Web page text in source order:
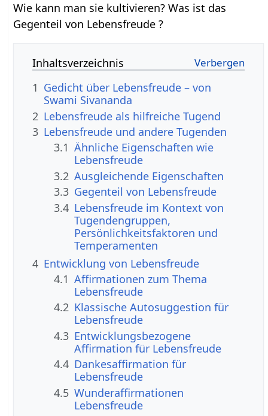
Wie kann man sie kultivieren? Was ist das
Gegenteil von Lebensfreude ?
Inhaltsverzeichnis
1 Gedicht über Lebensfreude – von
Swami Sivananda
2 Lebensfreude als hilfreiche Tugend
3 Lebensfreude und andere Tugenden
3.1 Ähnliche Eigenschaften wie
Lebensfreude
3.2 Ausgleichende Eigenschaften
3.3 Gegenteil von Lebensfreude
3.4 Lebensfreude im Kontext von
Tugendengruppen,
Persönlichkeitsfaktoren und
Temperamenten
4 Entwicklung von Lebensfreude
4.1 Affirmationen zum Thema
Lebensfreude
4.2 Klassische Autosuggestion für
Lebensfreude
4.3 Entwicklungsbezogene
Affirmation für Lebensfreude
4.4 Dankesaffirmation für
Lebensfreude
4.5 Wunderaffirmationen
Lebensfreude